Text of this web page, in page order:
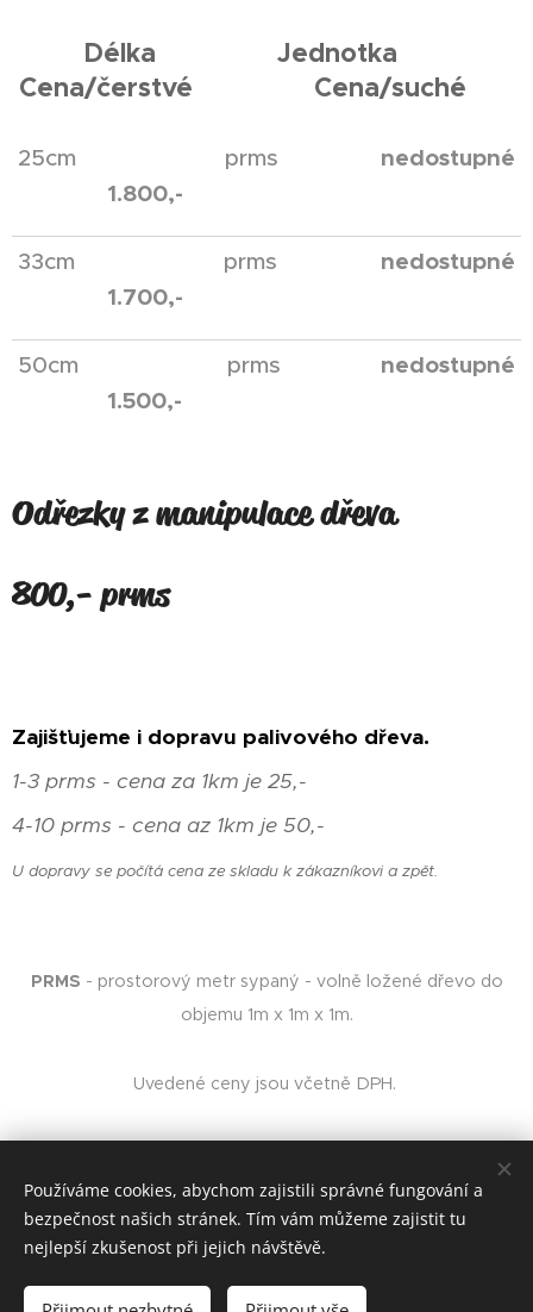
Délka Jednotka
Cena/čerstvé Cena/suché
25cm prms
1.800,-
nedostupné
33cm prms
1.700,-
nedostupné
50cm prms
1.500,-
nedostupné
Odřezky z manipulace dřeva
800,- prms
Zajišťujeme i dopravu palivového dřeva.
1-3 prms - cena za 1km je 25,-
4-10 prms - cena az 1km je 50,-
U dopravy se počítá cena ze skladu k zákazníkovi a zpět.
PRMS - prostorový metr sypaný - volně ložené dřevo do
objemu 1m x 1m x 1m.
Uvedené ceny jsou včetně DPH.
Obrázky poskytlPexels
Cookies
Používáme cookies, abychom zajistili správné fungování a
bezpečnost našich stránek. Tím vám můžeme zajistit tu
nejlepší zkušenost při jejich návštěvě.